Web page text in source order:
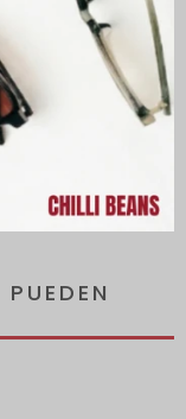
protegiendo tus
el riesgo de